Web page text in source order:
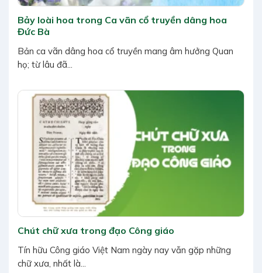
Bảy loài hoa trong Ca vãn cổ truyền dâng hoa
Đức Bà
Bản ca vãn dâng hoa cổ truyền mang âm hưởng Quan
họ; từ lâu đã...
Chút chữ xưa trong đạo Công giáo
Tín hữu Công giáo Việt Nam ngày nay vẫn gặp những
chữ xưa, nhất là...